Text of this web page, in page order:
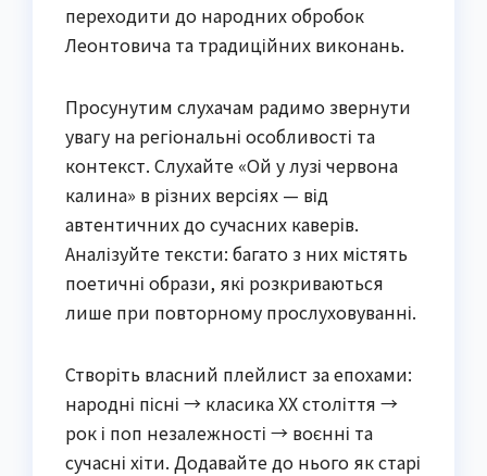
переходити до народних обробок
Леонтовича та традиційних виконань.
Просунутим слухачам радимо звернути
увагу на регіональні особливості та
контекст. Слухайте «Ой у лузі червона
калина» в різних версіях — від
автентичних до сучасних каверів.
Аналізуйте тексти: багато з них містять
поетичні образи, які розкриваються
лише при повторному прослуховуванні.
Створіть власний плейлист за епохами:
народні пісні → класика ХХ століття →
рок і поп незалежності → воєнні та
сучасні хіти. Додавайте до нього як старі